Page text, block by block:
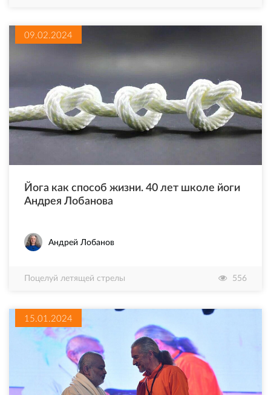
Йога как способ жизни. 40 лет школе йоги
Андрея Лобанова
Андрей Лобанов
Поцелуй летящей стрелы 556
09.02.2024
15.01.2024